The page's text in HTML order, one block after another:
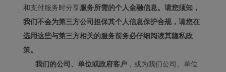
和支付服务时分享服务所需的个人金融信息。请您须知，
我们不会为第三方公司担保其个人信息保护合规，请您在
选用这些与第三方相关的服务前务必仔细阅读其隐私政
策。
我们的公司、单位或政府客户 ，或为我们公司、单位